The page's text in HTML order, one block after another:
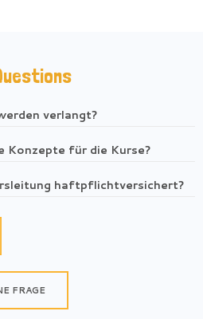
verlangt?
Konzepte für die Kurse?
haftpflichtversichert?
FRAGE